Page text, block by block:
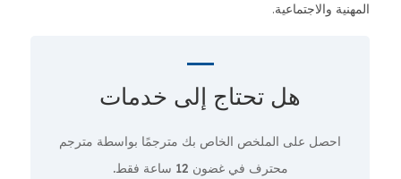
المهنية والاجتماعية.
هل تحتاج إلى خدمات
احصل على الملخص الخاص بك مترجمًا بواسطة مترجم
محترف في غضون 12 ساعة فقط.